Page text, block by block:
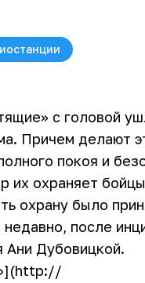
с головой
Причем делают
покоя и
их охраняет
охрану было
недавно, после
Ани Дубовицкой.